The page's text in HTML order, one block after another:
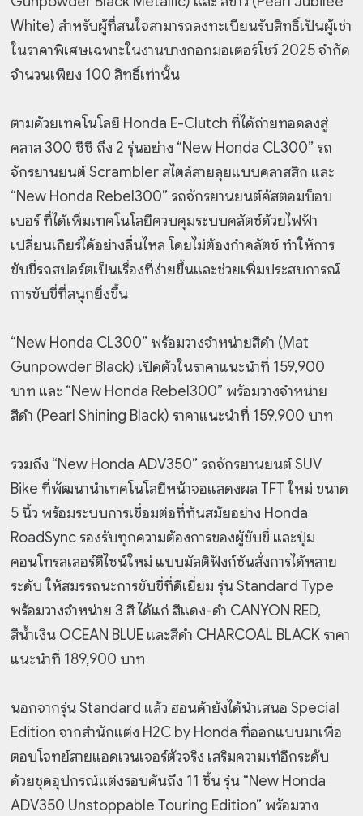
White) สำหรับผู้ที่สนใจสามารถลงทะเบียนรับสิทธิ์เป็นผู้เช่า
ในราคาพิเศษเฉพาะในงานบางกอกมอเตอร์โชว์ 2025 จำกัด
จำนวนเพียง 100 สิทธิ์เท่านั้น
ตามด้วยเทคโนโลยี Honda E-Clutch ที่ได้ถ่ายทอดลงสู่
คลาส 300 ซีซี ถึง 2 รุ่นอย่าง “New Honda CL300” รถ
จักรยานยนต์ Scrambler สไตล์สายลุยแบบคลาสสิก และ
“New Honda Rebel300” รถจักรยานยนต์คัสตอมบ็อบ
เบอร์ ที่ได้เพิ่มเทคโนโลยีควบคุมระบบคลัตช์ด้วยไฟฟ้า
เปลี่ยนเกียร์ได้อย่างลื่นไหล โดยไม่ต้องกำคลัตช์ ทำให้การ
ขับขี่รถสปอร์ตเป็นเรื่องที่ง่ายขึ้นและช่วยเพิ่มประสบการณ์
การขับขี่ที่สนุกยิ่งขึ้น
“New Honda CL300” พร้อมวางจำหน่ายสีดำ (Mat
Gunpowder Black) เปิดตัวในราคาแนะนำที่ 159,900
บาท และ “New Honda Rebel300” พร้อมวางจำหน่าย
สีดำ (Pearl Shining Black) ราคาแนะนำที่ 159,900 บาท
รวมถึง “New Honda ADV350” รถจักรยานยนต์ SUV
Bike ที่พัฒนานำเทคโนโลยีหน้าจอแสดงผล TFT ใหม่ ขนาด
5 นิ้ว พร้อมระบบการเชื่อมต่อที่ทันสมัยอย่าง Honda
RoadSync รองรับทุกความต้องการของผู้ขับขี่ และปุ่ม
คอนโทรลเลอร์ดีไซน์ใหม่ แบบมัลติฟังก์ชันสั่งการได้หลาย
ระดับ ให้สมรรถนะการขับขี่ที่ดีเยี่ยม รุ่น Standard Type
พร้อมวางจำหน่าย 3 สี ได้แก่ สีแดง-ดำ CANYON RED,
สีน้ำเงิน OCEAN BLUE และสีดำ CHARCOAL BLACK ราคา
แนะนำที่ 189,900 บาท
นอกจากรุ่น Standard แล้ว ฮอนด้ายังได้นำเสนอ Special
Edition จากสำนักแต่ง H2C by Honda ที่ออกแบบมาเพื่อ
ตอบโจทย์สายแอดเวนเจอร์ตัวจริง เสริมความเท่อีกระดับ
ด้วยชุดอุปกรณ์แต่งรอบคันถึง 11 ชิ้น รุ่น “New Honda
ADV350 Unstoppable Touring Edition” พร้อมวาง